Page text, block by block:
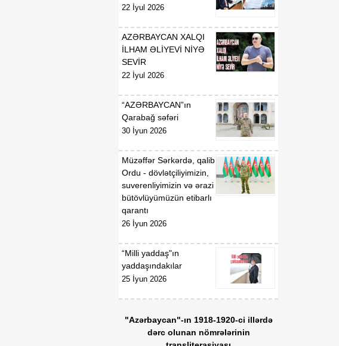
22 İyul 2026
AZƏRBAYCAN XALQI
İLHAM ƏLİYEVİ NİYƏ
SEVİR
22 İyul 2026
“AZƏRBAYCAN”ın
Qarabağ səfəri
30 İyun 2026
Müzəffər Sərkərdə, qalib
Ordu - dövlətçiliyimizin,
suverenliyimizin və ərazi
bütövlüyümüzün etibarlı
qarantı
26 İyun 2026
“Milli yaddaş"ın
yaddaşındakılar
25 İyun 2026
"Azərbaycan"-ın 1918-1920-ci illərdə
dərc olunan nömrələrinin